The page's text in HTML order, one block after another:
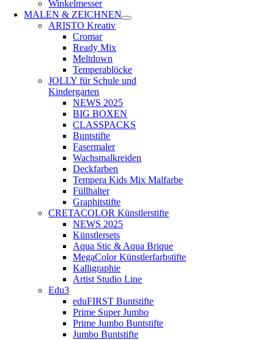
Winkelmesser
MALEN & ZEICHNEN
ARISTO Kreativ
Cromar
Ready Mix
Meltdown
Temperablöcke
JOLLY für Schule und
Kindergarten
NEWS 2025
BIG BOXEN
CLASSPACKS
Buntstifte
Fasermaler
Wachsmalkreiden
Deckfarben
Tempera Kids Mix Malfarbe
Füllhalter
Graphitstifte
CRETACOLOR Künstlerstifte
NEWS 2025
Künstlersets
Aqua Stic & Aqua Brique
MegaColor Künstlerfarbstifte
Kalligraphie
Artist Studio Line
Edu3
eduFIRST Buntstifte
Prime Super Jumbo
Prime Jumbo Buntstifte
Jumbo Buntstifte